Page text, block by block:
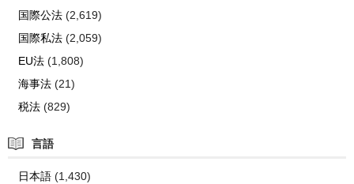
国際公法(2,619)
国際私法(2,059)
EU法(1,808)
海事法(21)
税法(829)
言語
日本語(1,430)